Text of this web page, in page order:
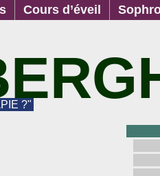
Cours d’éveil
?"